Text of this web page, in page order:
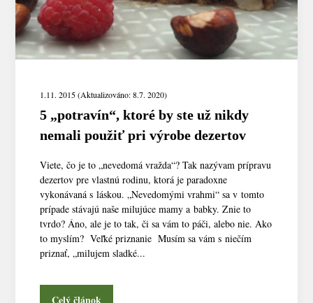
1.11. 2015 (Aktualizováno: 8.7. 2020)
5 „potravín“, ktoré by ste už nikdy
nemali použiť pri výrobe dezertov
Viete, čo je to „nevedomá vražda“? Tak nazývam prípravu
dezertov pre vlastnú rodinu, ktorá je paradoxne
vykonávaná s láskou. „Nevedomými vrahmi“ sa v tomto
prípade stávajú naše milujúce mamy a babky. Znie to
tvrdo? Áno, ale je to tak, či sa vám to páči, alebo nie. Ako
to myslím? Veľké priznanie Musím sa vám s niečím
priznať, „milujem sladké...